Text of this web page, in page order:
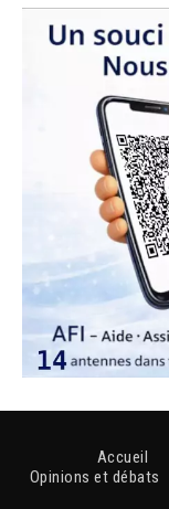
Accueil
Opinions et débats